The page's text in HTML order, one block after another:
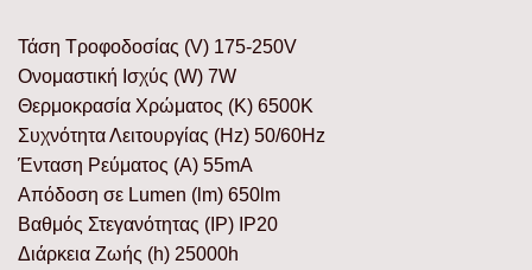
Τάση Τροφοδοσίας (V) 175-250V
Ονομαστική Ισχύς (W) 7W
Θερμοκρασία Χρώματος (K) 6500K
Συχνότητα Λειτουργίας (Hz) 50/60Hz
Ένταση Ρεύματος (Α) 55mA
Απόδοση σε Lumen (lm) 650lm
Βαθμός Στεγανότητας (IP) IP20
Διάρκεια Ζωής (h) 25000h